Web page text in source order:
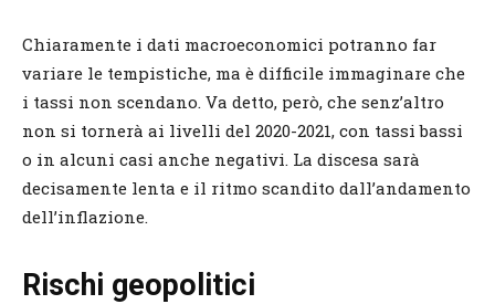
Chiaramente i dati macroeconomici potranno far
variare le tempistiche, ma è difficile immaginare che
i tassi non scendano. Va detto, però, che senz’altro
non si tornerà ai livelli del 2020-2021, con tassi bassi
o in alcuni casi anche negativi. La discesa sarà
decisamente lenta e il ritmo scandito dall’andamento
dell’inflazione.
Rischi geopolitici